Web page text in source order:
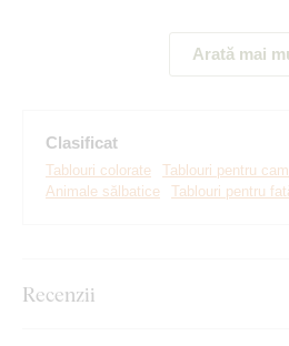
groase de lemn
Arată mai
Clasificat
Tablouri colorate
Tablouri pentru
Animale sălbatice
Tablouri pentru
Recenzii